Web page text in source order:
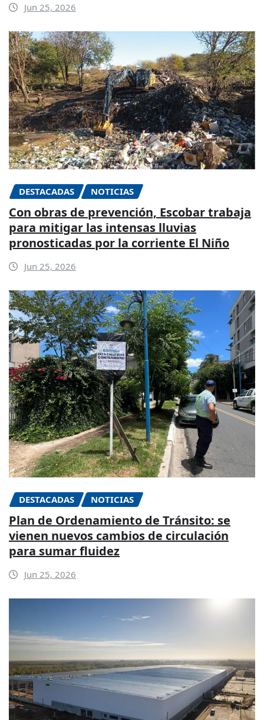
Jun 25, 2026
DESTACADAS NOTICIAS
Con obras de prevención, Escobar trabaja
para mitigar las intensas lluvias
pronosticadas por la corriente El Niño
Jun 25, 2026
DESTACADAS NOTICIAS
Plan de Ordenamiento de Tránsito: se
vienen nuevos cambios de circulación
para sumar fluidez
Jun 25, 2026